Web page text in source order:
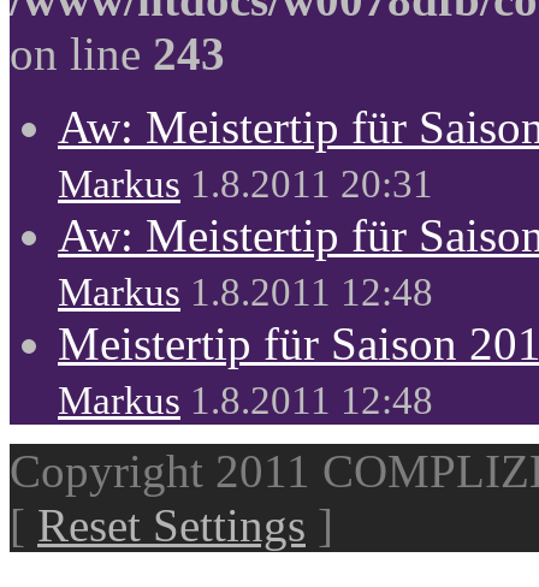
on line 243
Aw: Meistertip für
Markus 1.8.2011 20:31
Aw: Meistertip für
Markus 1.8.2011 12:48
Meistertip für Saison
Markus 1.8.2011 12:48
Copyright 2011
[ Reset Settings ]